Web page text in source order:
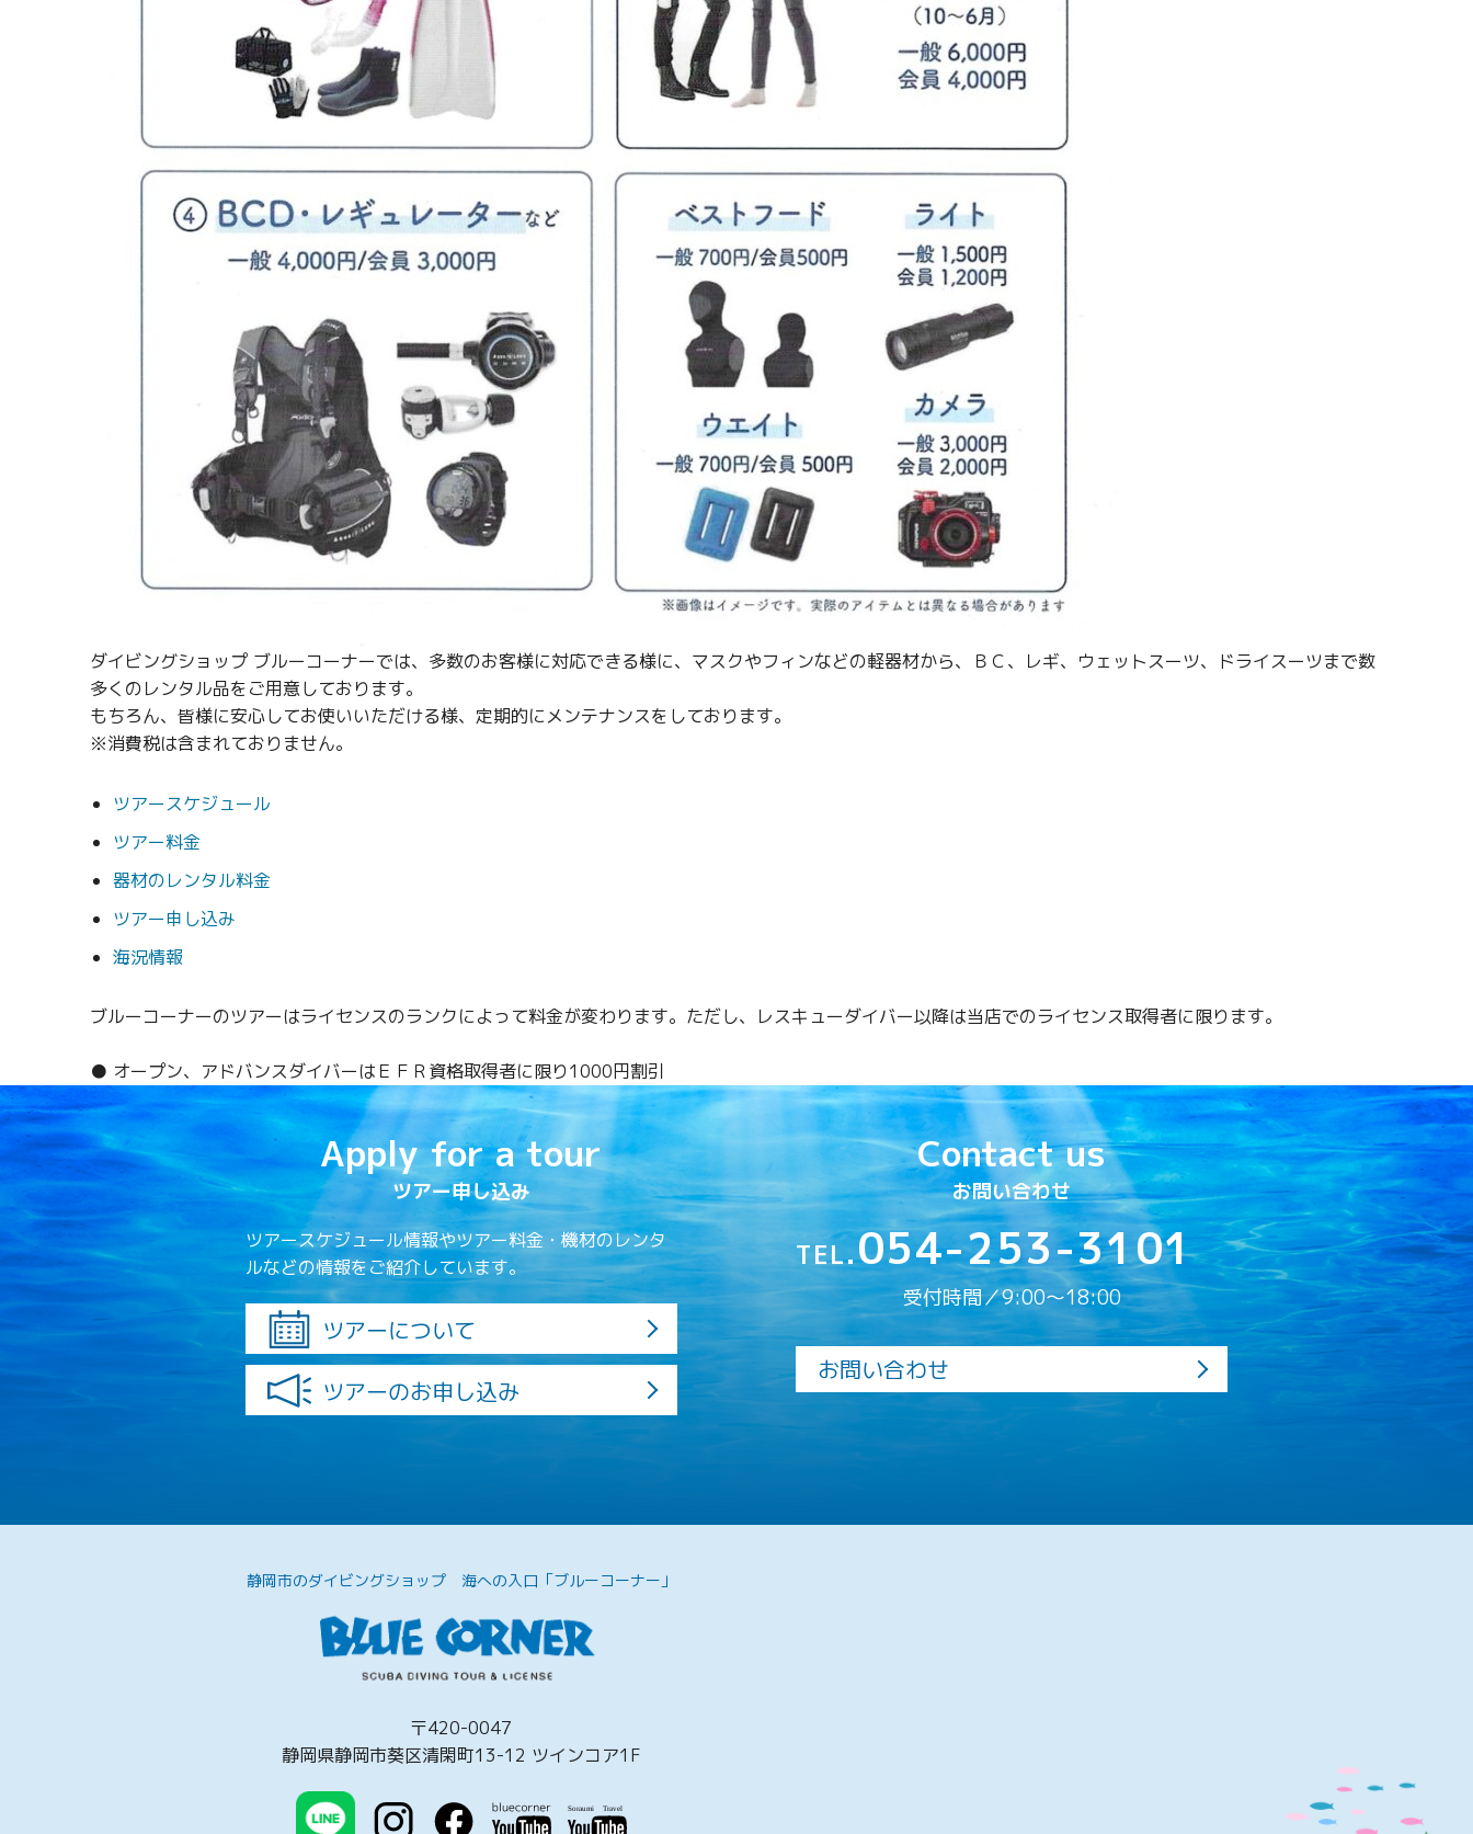
ダイビングショップ ブルーコーナーでは、多数のお客様に対応できる様に、マスクやフィンなどの軽器材から、ＢＣ、レギ、ウェットスーツ、ドライスーツまで数
多くのレンタル品をご用意しております。
もちろん、皆様に安心してお使いいただける様、定期的にメンテナンスをしております。
※消費税は含まれておりません。
ツアースケジュール
ツアー料金
器材のレンタル料金
ツアー申し込み
海況情報
ブルーコーナーのツアーはライセンスのランクによって料金が変わります。ただし、レスキューダイバー以降は当店でのライセンス取得者に限ります。
● オープン、アドバンスダイバーはＥＦＲ資格取得者に限り1000円割引
Apply for a tour
ツアー申し込み
ツアースケジュール情報やツアー料金・機材のレンタ
ルなどの情報をご紹介しています。
ツアーについて
ツアーのお申し込み
Contact us
お問い合わせ
TEL.054-253-3101
受付時間／9:00〜18:00
お問い合わせ
静岡市のダイビングショップ 海への入口「ブルーコーナー」
〒420-0047
静岡県静岡市葵区清閑町13-12 ツインコア1F